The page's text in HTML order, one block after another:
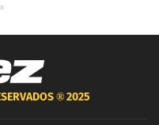
®2025